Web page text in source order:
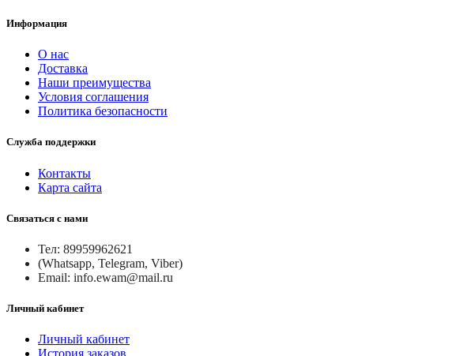
Информация
О нас
Доставка
Наши преимущества
Условия соглашения
Политика безопасности
Служба поддержки
Контакты
Карта сайта
Связаться с нами
Тел: 89959962621
(Whatsapp, Telegram, Viber)
Email: info.ewam@mail.ru
Личный кабинет
Личный кабинет